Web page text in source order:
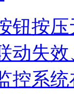
钮按
动失
控系统